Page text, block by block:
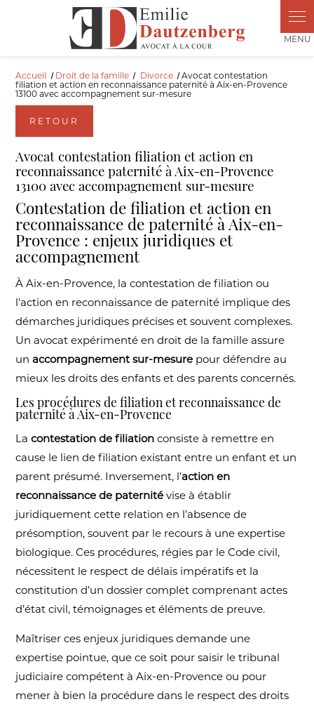
Accueil Droit de la famille Divorce
Avocat contestation
filiation et action en reconnaissance paternité à Aix-en-Provence
13100 avec accompagnement sur-mesure
RETOUR
Avocat contestation filiation et action en
reconnaissance paternité à Aix-en-Provence
13100 avec accompagnement sur-mesure
Contestation de filiation et action en
reconnaissance de paternité à Aix-en-
Provence : enjeux juridiques et
accompagnement
À Aix-en-Provence, la contestation de filiation ou
l’action en reconnaissance de paternité implique des
démarches juridiques précises et souvent complexes.
Un avocat expérimenté en droit de la famille assure
unaccompagnement sur-mesure pour défendre au
mieux les droits des enfants et des parents concernés.
Les procédures de filiation et reconnaissance de
paternité à Aix-en-Provence
Lacontestation de filiation consiste à remettre en
cause le lien de filiation existant entre un enfant et un
parent présumé. Inversement, l’action en
reconnaissance de paternité vise à établir
juridiquement cette relation en l’absence de
présomption, souvent par le recours à une expertise
biologique. Ces procédures, régies par le Code civil,
nécessitent le respect de délais impératifs et la
constitution d’un dossier complet comprenant actes
d’état civil, témoignages et éléments de preuve.
Maîtriser ces enjeux juridiques demande une
expertise pointue, que ce soit pour saisir le tribunal
judiciaire compétent à Aix-en-Provence ou pour
mener à bien la procédure dans le respect des droits
Panneau de gestion des cookies